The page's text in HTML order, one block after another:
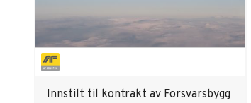
Innstilt til kontrakt av Forsvarsbygg